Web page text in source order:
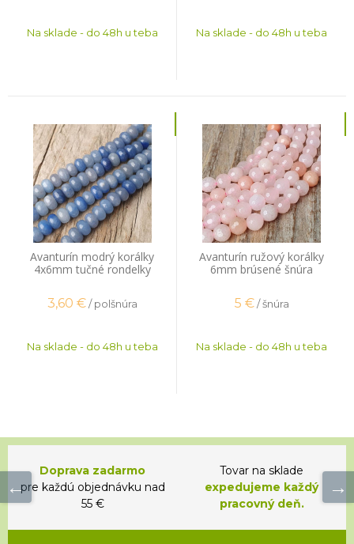
Na sklade - do 48h u teba Na sklade - do 48h u teba
Avanturín modrý korálky
4x6mm tučné rondelky
3,60 € / polšnúra
Na sklade - do 48h u teba
Avanturín ružový korálky
6mm brúsené šnúra
5 € / šnúra
Na sklade - do 48h u teba
Doprava zadarmo
pre každú objednávku nad
55 €
Tovar na sklade
expedujeme každý
pracovný deň.